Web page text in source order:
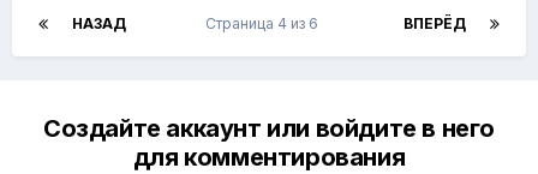
НАЗАД ВПЕРЁД
Страница 4 из 6
Создайте аккаунт или войдите в него
для комментирования